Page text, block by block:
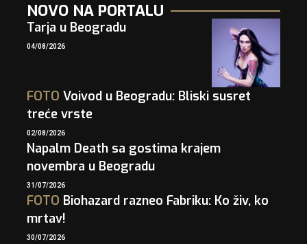
NOVO NA PORTALU
Tarja u Beogradu
04/08/2026
FOTO Voivod u Beogradu: Bliski susret
treće vrste
02/08/2026
Napalm Death sa gostima krajem
novembra u Beogradu
31/07/2026
FOTO Biohazard razneo Fabriku: Ko živ, ko
mrtav!
30/07/2026